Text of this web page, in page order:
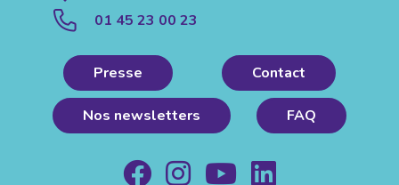
01 45 23 00 23
Presse Contact
Nos newsletters FAQ